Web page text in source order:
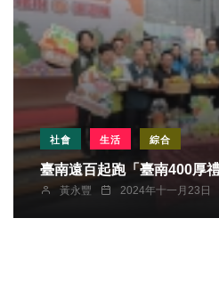
社會 生活 綜合
臺南遠百起跑「臺南400厚
黃永豐 2024年十一月23日